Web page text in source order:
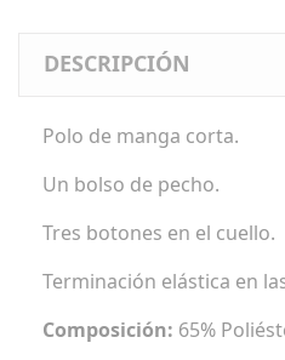
DESCRIPCIÓN
Polo de manga corta.
Un bolso de pecho.
Tres botones en el cuello.
Terminación elástica en
Composición: 65%